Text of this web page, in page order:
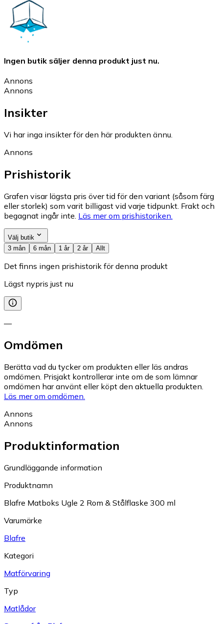
Ingen butik säljer denna produkt just nu.
Annons
Annons
Insikter
Vi har inga insikter för den här produkten ännu.
Annons
Prishistorik
Grafen visar lägsta pris över tid för den variant (såsom färg
eller storlek) som varit billigast vid varje tidpunkt. Frakt och
begagnat ingår inte. Läs mer om prishistoriken.
Välj butik
3 mån
6 mån 1 år 2 år Allt
Det finns ingen prishistorik för denna produkt
Lägst nypris just nu
—
Omdömen
Berätta vad du tycker om produkten eller läs andras
omdömen. Prisjakt kontrollerar inte om de som lämnar
omdömen har använt eller köpt den aktuella produkten.
Läs mer om omdömen.
Annons
Annons
Produktinformation
Grundläggande information
Produktnamn
Blafre Matboks Ugle 2 Rom & Stålflaske 300 ml
Varumärke
Blafre
Kategori
Matförvaring
Typ
Matlådor